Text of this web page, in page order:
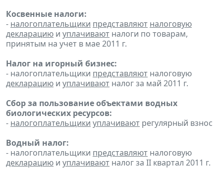
Косвенные налоги:
- налогоплательщики представляют налоговую
декларацию и уплачивают налоги по товарам,
принятым на учет в мае 2011 г.
Налог на игорный бизнес:
- налогоплательщики представляют налоговую
декларацию и уплачивают налог за май 2011 г.
Сбор за пользование объектами водных
биологических ресурсов:
- налогоплательщики уплачивают регулярный взнос
Водный налог:
- налогоплательщики представляют налоговую
декларацию и уплачивают налог за II квартал 2011 г.